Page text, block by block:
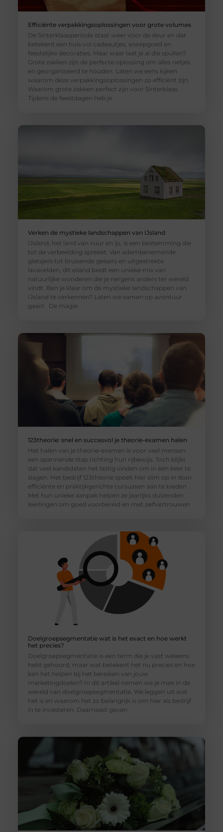
Efficiënte verpakkingsoplossingen voor grote volumes
De Sinterklaasperiode staat weer voor de deur en dat
betekent een huis vol cadeautjes, snoepgoed en
feestelijke decoraties. Maar waar laat je al die spullen?
Grote zakken zijn de perfecte oplossing om alles netjes
en georganiseerd te houden. Laten we eens kijken
waarom deze verpakkingsoplossingen zo efficiënt zijn.
Waarom grote zakken perfect zijn voor Sinterklaas
Tijdens de feestdagen heb je
Verken de mystieke landschappen van IJsland
IJsland, het land van vuur en ijs, is een bestemming die
tot de verbeelding spreekt. Van adembenemende
gletsjers tot bruisende geisers en uitgestrekte
lavavelden, dit eiland biedt een unieke mix van
natuurlijke wonderen die je nergens anders ter wereld
vindt. Ben je klaar om de mystieke landschappen van
IJsland te verkennen? Laten we samen op avontuur
gaan! De magie
123theorie: snel en succesvol je theorie-examen halen
Het halen van je theorie-examen is voor veel mensen
een spannende stap richting hun rijbewijs. Toch blijkt
dat veel kandidaten het lastig vinden om in één keer te
slagen. Het bedrijf 123theorie speelt hier slim op in door
efficiënte en praktijkgerichte cursussen aan te bieden.
Met hun unieke aanpak helpen ze jaarlijks duizenden
leerlingen om goed voorbereid en met zelfvertrouwen
Doelgroepsegmentatie wat is het exact en hoe werkt
het precies?
Doelgroepsegmentatie is een term die je vast weleens
hebt gehoord, maar wat betekent het nu precies en hoe
kan het helpen bij het bereiken van jouw
marketingdoelen? In dit artikel nemen we je mee in de
wereld van doelgroepsegmentatie. We leggen uit wat
het is en waarom het zo belangrijk is om hier als bedrijf
in te investeren. Daarnaast geven